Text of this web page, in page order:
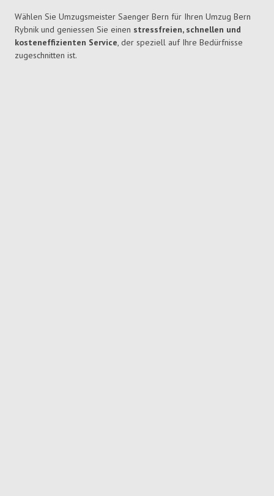
Wählen Sie Umzugsmeister Saenger Bern für Ihren Umzug Bern
Rybnik und geniessen Sie einen stressfreien, schnellen und
kosteneffizienten Service, der speziell auf Ihre Bedürfnisse
zugeschnitten ist.